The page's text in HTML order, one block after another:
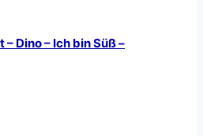
Dino – Ich bin Süß –